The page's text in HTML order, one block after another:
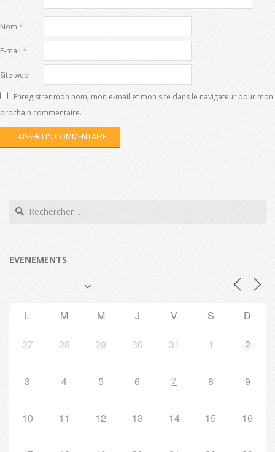
Nom *
E-mail *
Site web
Enregistrer mon nom, mon e-mail et mon site dans le navigateur pour mon
prochain commentaire.
Search
EVENEMENTS
L M M J V S D
27 28 29 30 31 1 2
3 4 5 6 7 8 9
10 11 12 13 14 15 16